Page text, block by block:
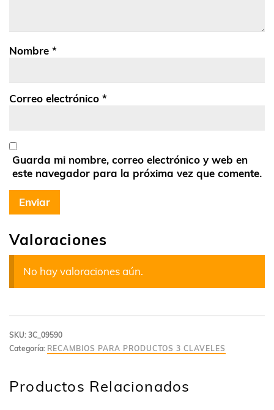
Valoraciones
No hay valoraciones aún.
Nombre *
Correo electrónico *
Guarda mi nombre, correo electrónico y web en
este navegador para la próxima vez que comente.
SKU: 3C_09590
Categoría: RECAMBIOS PARA PRODUCTOS 3 CLAVELES
Productos Relacionados